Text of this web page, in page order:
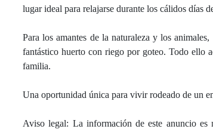
lugar ideal para relajarse durante los cálidos días
Para los amantes de la naturaleza y los
fantástico huerto con riego por goteo. Todo ello
familia.
Una oportunidad única para vivir rodeado de un
Aviso legal: La información de este anuncio es